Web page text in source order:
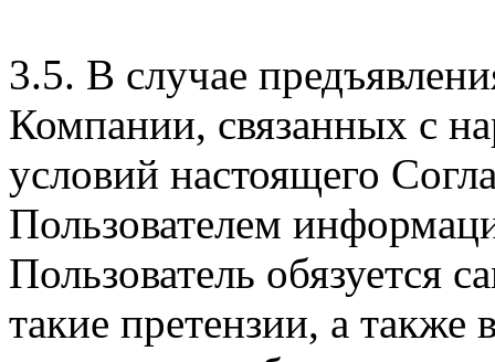
3.5. В случае
Компании, связанных с
условий настоящего
Пользователем
Пользователь обязуется
такие претензии, а также